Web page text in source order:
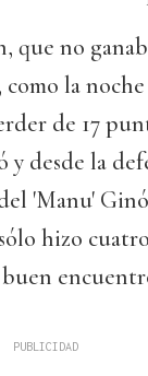
no
como la
de 17
desde la
'Manu'
hizo